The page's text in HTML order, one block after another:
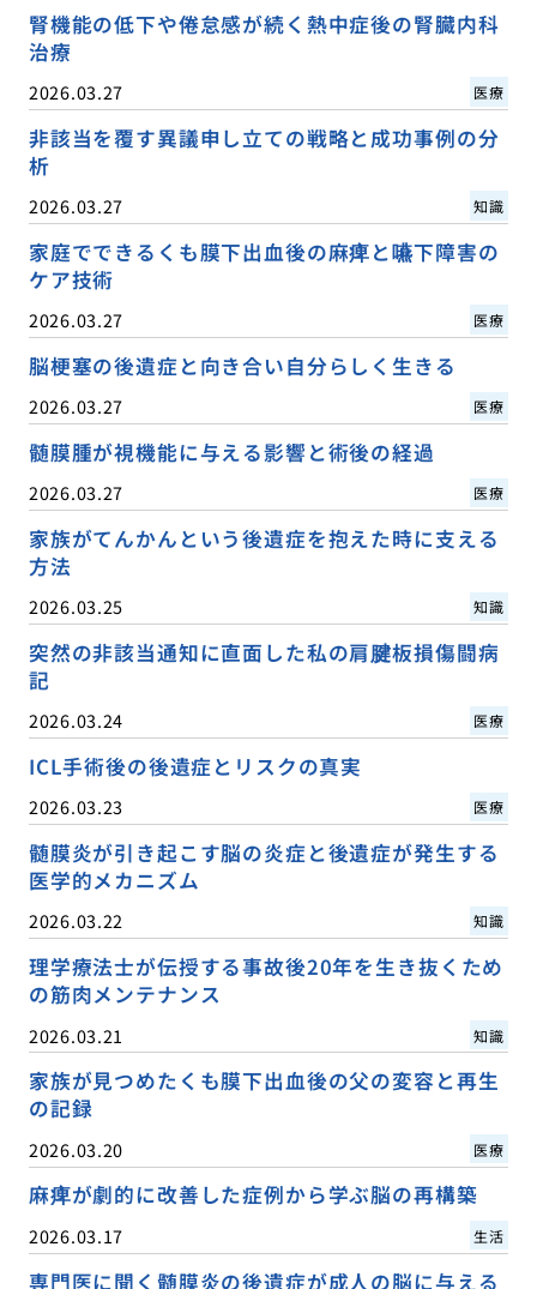
腎機能の低下や倦怠感が続く熱中症後の腎臓内科
治療
2026.03.27 医療
非該当を覆す異議申し立ての戦略と成功事例の分
析
2026.03.27 知識
家庭でできるくも膜下出血後の麻痺と嚥下障害の
ケア技術
2026.03.27 医療
脳梗塞の後遺症と向き合い自分らしく生きる
2026.03.27 医療
髄膜腫が視機能に与える影響と術後の経過
2026.03.27 医療
家族がてんかんという後遺症を抱えた時に支える
方法
2026.03.25 知識
突然の非該当通知に直面した私の肩腱板損傷闘病
記
2026.03.24 医療
ICL手術後の後遺症とリスクの真実
2026.03.23 医療
髄膜炎が引き起こす脳の炎症と後遺症が発生する
医学的メカニズム
2026.03.22 知識
理学療法士が伝授する事故後20年を生き抜くため
の筋肉メンテナンス
2026.03.21 知識
家族が見つめたくも膜下出血後の父の変容と再生
の記録
2026.03.20 医療
麻痺が劇的に改善した症例から学ぶ脳の再構築
2026.03.17 生活
専門医に聞く髄膜炎の後遺症が成人の脳に与える